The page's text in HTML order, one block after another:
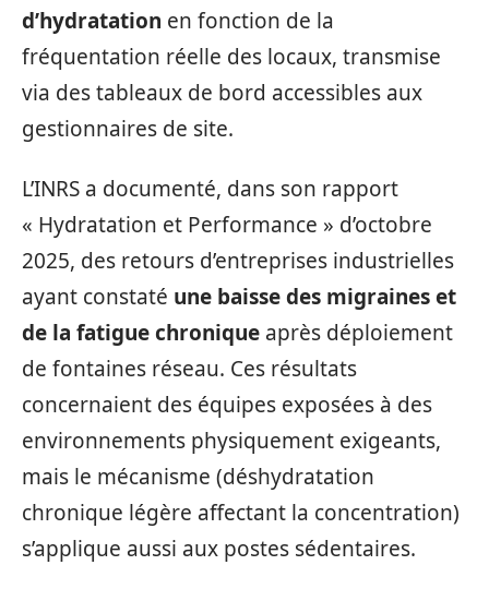
d’hydratation en fonction de la
fréquentation réelle des locaux, transmise
via des tableaux de bord accessibles aux
gestionnaires de site.
L’INRS a documenté, dans son rapport
« Hydratation et Performance » d’octobre
2025, des retours d’entreprises industrielles
ayant constaté une baisse des migraines et
de la fatigue chronique après déploiement
de fontaines réseau. Ces résultats
concernaient des équipes exposées à des
environnements physiquement exigeants,
mais le mécanisme (déshydratation
chronique légère affectant la concentration)
s’applique aussi aux postes sédentaires.